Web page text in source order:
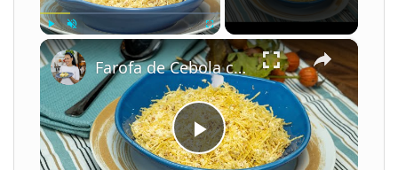
Play Unmute ×
P
Farofa de Cebola com Batata Palha Simples e Crocante